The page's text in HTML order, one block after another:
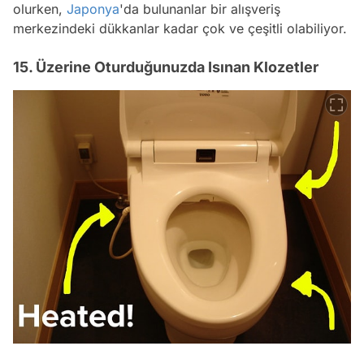
olurken, Japonya'da bulunanlar bir alışveriş
merkezindeki dükkanlar kadar çok ve çeşitli olabiliyor.
15. Üzerine Oturduğunuzda Isınan Klozetler